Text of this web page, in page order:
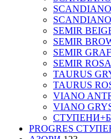
SEMIR
SEMIR
SEMIR
SEMIR ROSA
TAURUS
TAURUS
VIANO
VIANO
PROGRES